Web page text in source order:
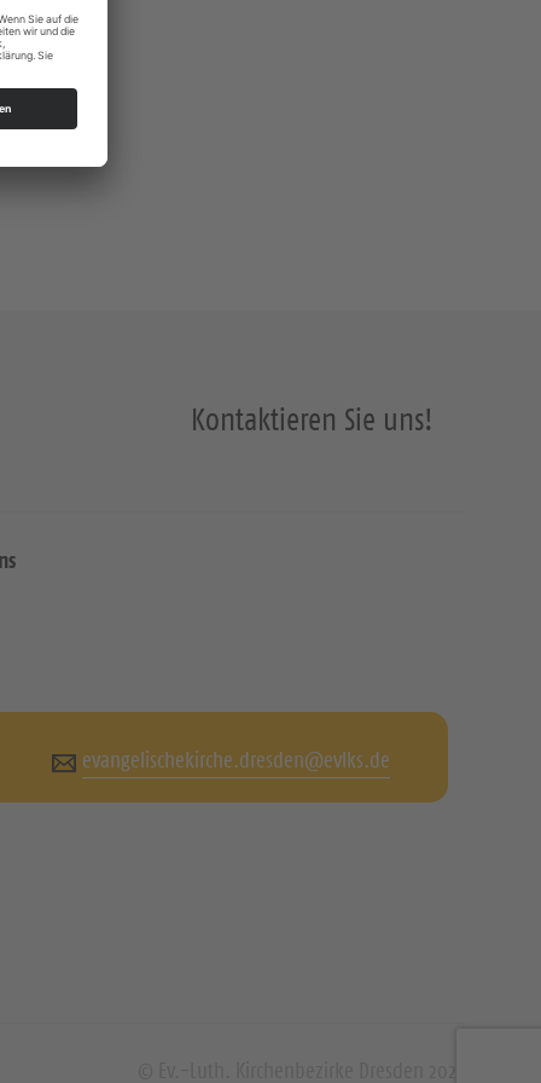
Kontaktieren Sie uns!
evangelischekirche.dresden@evlks.de